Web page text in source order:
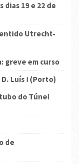
dias 19 e 22 de
Utrecht-
greve em curso
Luís I (Porto)
do Túnel
de